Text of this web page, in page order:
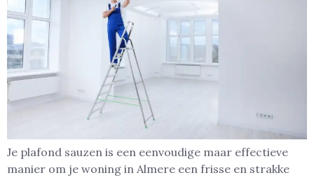
Je plafond sauzen is een eenvoudige maar effectieve
manier om je woning in Almere een frisse en strakke